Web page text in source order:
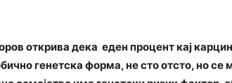
открива дека еден процент кај
генетска форма, не сто отсто, но се